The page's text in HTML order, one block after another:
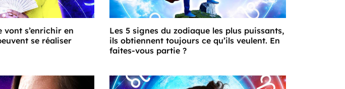
vont s’enrichir en
se réaliser
Les 5 signes du zodiaque les plus puissants,
ils obtiennent toujours ce qu’ils veulent. En
faites-vous partie ?